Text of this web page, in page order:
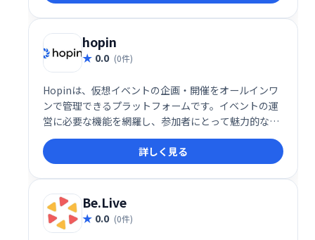
hopin
0.0 (0件)
Hopinは、仮想イベントの企画・開催をオールインワ
ンで管理できるプラットフォームです。イベントの運
営に必要な機能を網羅し、参加者にとって魅力的な体
験を提供します。スムーズなイベント実施と参加者エ
ンゲージメントの向上を実現し、オンラインイベント
を成功に導きます。
詳しく見る
Be.Live
0.0 (0件)